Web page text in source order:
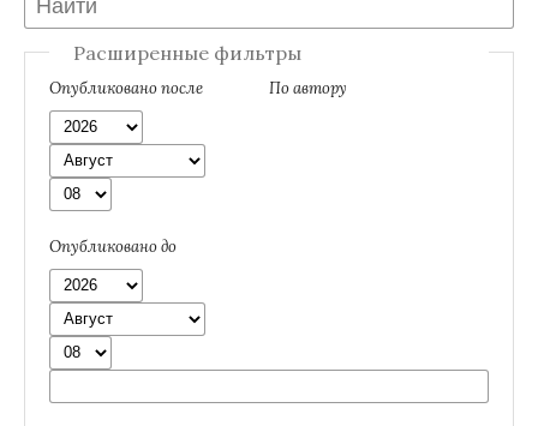
Расширенные фильтры
Опубликовано после
Опубликовано до
По автору